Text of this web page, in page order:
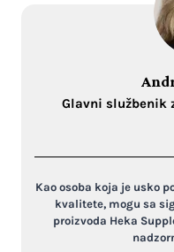
Glavni
Kao osoba koja je usko
kvalitete, mogu sa
proizvoda Heka